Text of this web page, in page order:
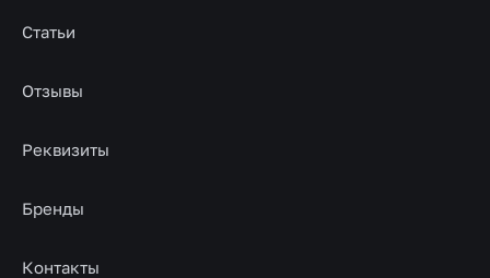
Статьи
Отзывы
Реквизиты
Бренды
Контакты